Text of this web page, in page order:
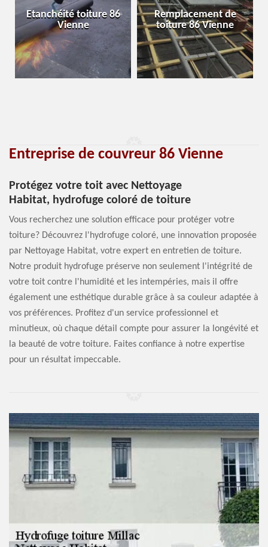
Etanchéité toiture 86
Vienne
Remplacement de
toiture 86 Vienne
Entreprise de couvreur 86 Vienne
Protégez votre toit avec Nettoyage
Habitat, hydrofuge coloré de toiture
Vous recherchez une solution efficace pour protéger votre
toiture? Découvrez l'hydrofuge coloré, une innovation proposée
par Nettoyage Habitat, votre expert en entretien de toiture.
Notre produit hydrofuge préserve non seulement l'intégrité de
votre toit contre l'humidité et les intempéries, mais il offre
également une esthétique durable grâce à sa couleur adaptée à
vos préférences. Profitez d'un service professionnel et
minutieux, où chaque détail compte pour assurer la longévité et
la beauté de votre toiture. Faites confiance à notre expertise
pour un résultat impeccable.